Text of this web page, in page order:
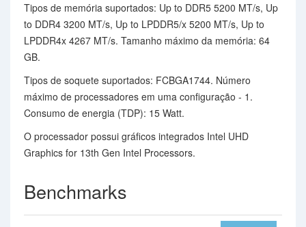
Tipos de memória suportados: Up to DDR5 5200 MT/s, Up
to DDR4 3200 MT/s, Up to LPDDR5/x 5200 MT/s, Up to
LPDDR4x 4267 MT/s. Tamanho máximo da memória: 64
GB.
Tipos de soquete suportados: FCBGA1744. Número
máximo de processadores em uma configuração - 1.
Consumo de energia (TDP): 15 Watt.
O processador possui gráficos integrados Intel UHD
Graphics for 13th Gen Intel Processors.
Benchmarks